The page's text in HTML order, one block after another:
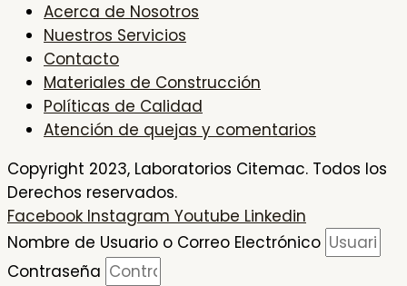
Acerca de Nosotros
Nuestros Servicios
Contacto
Materiales de Construcción
Políticas de Calidad
Atención de quejas y comentarios
Copyright 2023, Laboratorios Citemac. Todos los
Derechos reservados.
Facebook Instagram Youtube Linkedin
Nombre de Usuario o Correo Electrónico
Contraseña